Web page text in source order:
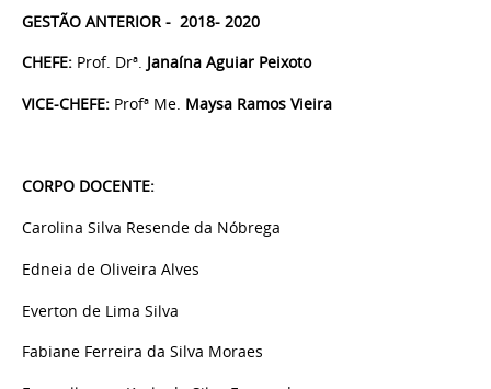
GESTÃO ANTERIOR - 2018- 2020
CHEFE: Prof. Drª. Janaína Aguiar Peixoto
VICE-CHEFE: Profª Me. Maysa Ramos Vieira
CORPO DOCENTE:
Carolina Silva Resende da Nóbrega
Edneia de Oliveira Alves
Everton de Lima Silva
Fabiane Ferreira da Silva Moraes